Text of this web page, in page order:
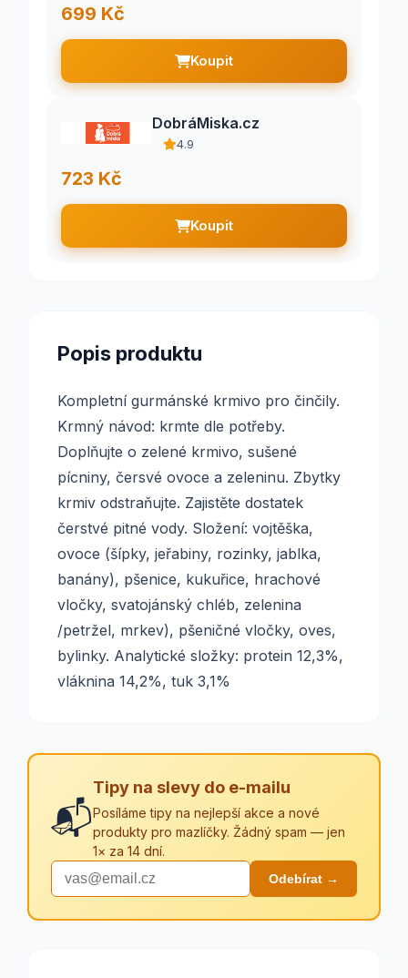
699 Kč
Koupit
DobráMiska.cz
4.9
723 Kč
Koupit
Popis produktu
Kompletní gurmánské krmivo pro činčily.
Krmný návod: krmte dle potřeby.
Doplňujte o zelené krmivo, sušené
pícniny, čersvé ovoce a zeleninu. Zbytky
krmiv odstraňujte. Zajistěte dostatek
čerstvé pitné vody. Složení: vojtěška,
ovoce (šípky, jeřabiny, rozinky, jablka,
banány), pšenice, kukuřice, hrachové
vločky, svatojánský chléb, zelenina
/petržel, mrkev), pšeničné vločky, oves,
bylinky. Analytické složky: protein 12,3%,
vláknina 14,2%, tuk 3,1%
📬
Tipy na slevy do e-mailu
Posíláme tipy na nejlepší akce a nové
produkty pro mazlíčky. Žádný spam — jen
1× za 14 dní.
Odebírat →